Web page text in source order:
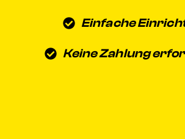
Einfache
Keine Zahlung